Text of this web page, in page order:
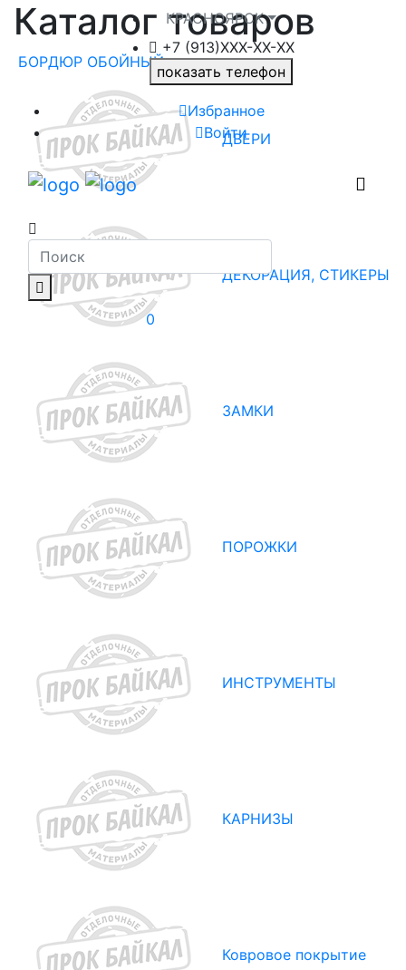
КРАСНОЯРСК
+7 (913)ХXX-ХХ-XX
показать телефон
Избранное
Войти
0
Каталог товаров
БОРДЮР ОБОЙНЫЙ
ДВЕРИ
ДЕКОРАЦИЯ, СТИКЕРЫ
ЗАМКИ
ПОРОЖКИ
ИНСТРУМЕНТЫ
КАРНИЗЫ
Ковровое покрытие